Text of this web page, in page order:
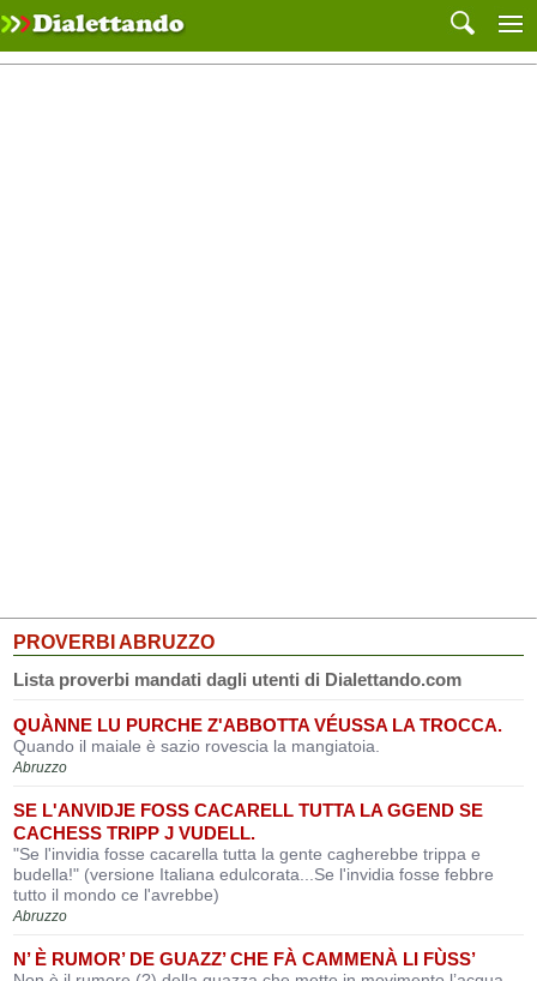
PROVERBI ABRUZZO
Lista proverbi mandati dagli utenti di Dialettando.com
QUÀNNE LU PURCHE Z'ABBOTTA VÉUSSA LA TROCCA.
Quando il maiale è sazio rovescia la mangiatoia.
Abruzzo
SE L'ANVIDJE FOSS CACARELL TUTTA LA GGEND SE
CACHESS TRIPP J VUDELL.
"Se l'invidia fosse cacarella tutta la gente cagherebbe trippa e
budella!" (versione Italiana edulcorata...Se l'invidia fosse febbre
tutto il mondo ce l'avrebbe)
Abruzzo
N’ È RUMOR’ DE GUAZZ’ CHE FÀ CAMMENÀ LI FÙSS’